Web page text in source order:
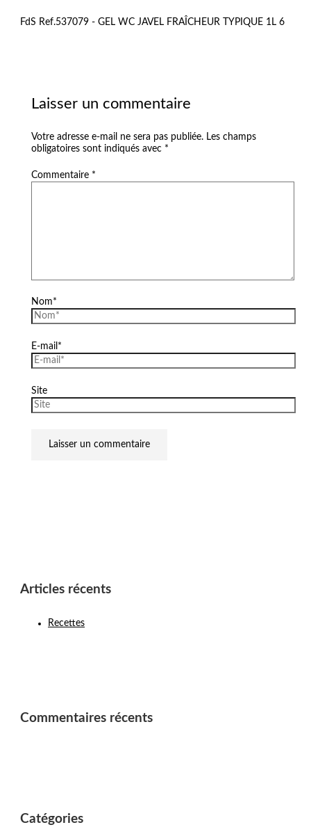
Articles récents
Recettes
Commentaires récents
Catégories
FdS Ref.537079 - GEL WC JAVEL FRAÎCHEUR TYPIQUE 1L 6
Laisser un commentaire
Votre adresse e-mail ne sera pas publiée. Les champs
obligatoires sont indiqués avec *
Commentaire *
Nom*
E-mail*
Site